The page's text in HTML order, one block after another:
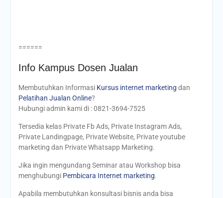
======
Info Kampus Dosen Jualan
Membutuhkan Informasi Kursus internet marketing dan
Pelatihan Jualan Online?
Hubungi admin kami di : 0821-3694-7525
Tersedia kelas Private Fb Ads, Private Instagram Ads,
Private Landingpage, Private Website, Private youtube
marketing dan Private Whatsapp Marketing.
Jika ingin mengundang Seminar atau Workshop bisa
menghubungi Pembicara Internet marketing.
Apabila membutuhkan konsultasi bisnis anda bisa